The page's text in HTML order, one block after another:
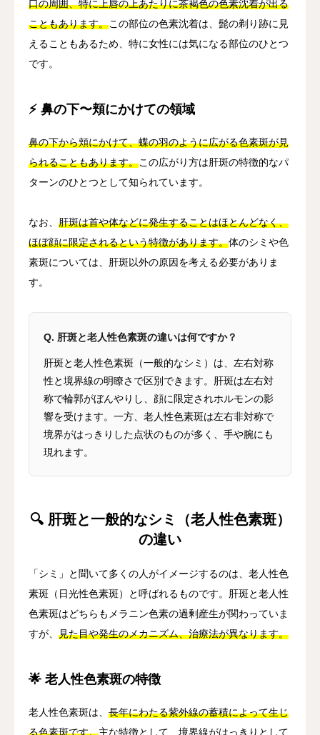
口の周囲、特に上唇の上あたりに茶褐色の色素沈着が出る
こともあります。この部位の色素沈着は、髭の剃り跡に見
えることもあるため、特に女性には気になる部位のひとつ
です。
⚡ 鼻の下〜頬にかけての領域
鼻の下から頬にかけて、蝶の羽のように広がる色素斑が見
られることもあります。この広がり方は肝斑の特徴的なパ
ターンのひとつとして知られています。
なお、 肝斑は首や体などに発生することはほとんどなく、
ほぼ顔に限定されるという特徴があります。体のシミや色
素斑については、肝斑以外の原因を考える必要がありま
す。
Q. 肝斑と老人性色素斑の違いは何ですか？
肝斑と老人性色素斑（一般的なシミ）は、左右対称
性と境界線の明瞭さで区別できます。肝斑は左右対
称で輪郭がぼんやりし、顔に限定されホルモンの影
響を受けます。一方、老人性色素斑は左右非対称で
境界がはっきりした点状のものが多く、手や腕にも
現れます。
🔍 肝斑と一般的なシミ（老人性色素斑）
の違い
「シミ」と聞いて多くの人がイメージするのは、老人性色
素斑（日光性色素斑）と呼ばれるものです。肝斑と老人性
色素斑はどちらもメラニン色素の過剰産生が関わっていま
すが、 見た目や発生のメカニズム、治療法が異なります。
🌟 老人性色素斑の特徴
老人性色素斑は、 長年にわたる紫外線の蓄積によって生じ
る色素斑です。主な特徴として、境界線がはっきりとして